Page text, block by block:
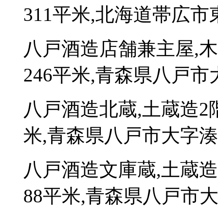
311平米,北海道帯広市
八戸酒造店舗兼主屋,
246平米,青森県八戸市
八戸酒造北蔵,土蔵造
米,青森県八戸市大字
八戸酒造文庫蔵,土蔵
88平米,青森県八戸市